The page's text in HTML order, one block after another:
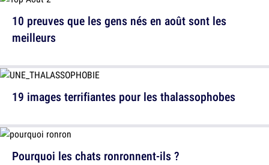
19 images terrifiantes pour les thalassophobes
10 preuves que les gens nés en août sont les
meilleurs
Pourquoi les chats ronronnent-ils ?